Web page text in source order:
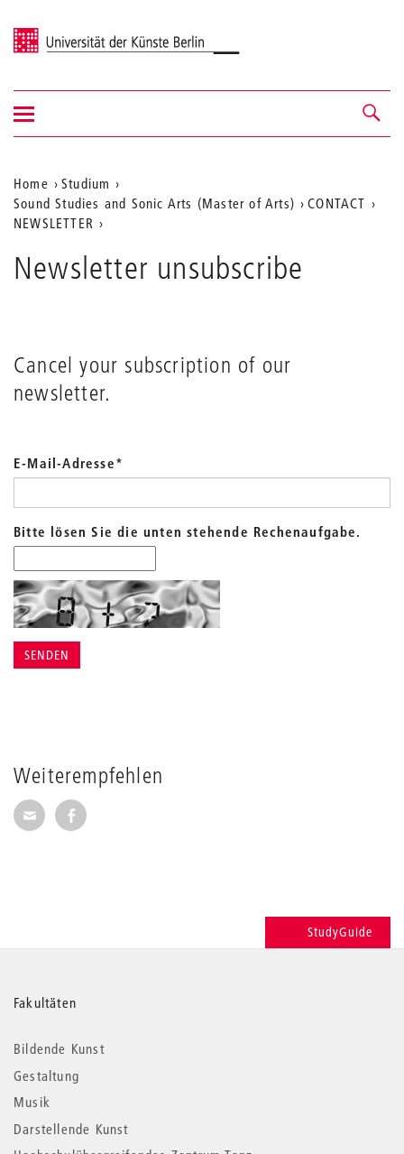
Universität der Künste Berlin
Navigation &
Suche
Navigation
ein-/ausblenden
Aktuelle
Position
der
Home
Studium
Sound Studies and Sonic Arts (Master of Arts)
CONTACT
NEWSLETTER
Newsletter unsubscribe
Weiterempfehlen
Seite per E-Mail weiterempfehlen
Seite auf Facebook weiterempfehlen
Cancel your subscription of our
newsletter.
E-Mail-Adresse*
Bitte lösen Sie die unten stehende Rechenaufgabe.
StudyGuide
Weitere
Informationen
Fakultäten
Bildende Kunst
Gestaltung
Musik
Darstellende Kunst